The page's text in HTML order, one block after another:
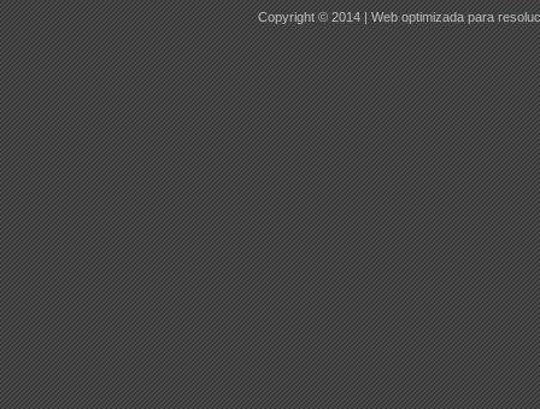
Copyright © 2014 | Web optimizada para